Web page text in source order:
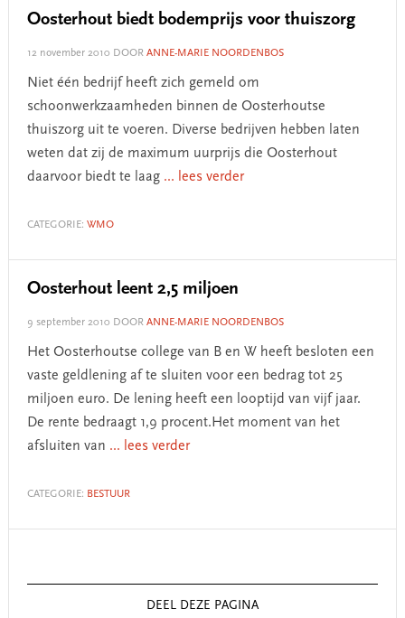
Oosterhout biedt bodemprijs voor thuiszorg
12 november 2010 DOOR ANNE-MARIE NOORDENBOS
Niet één bedrijf heeft zich gemeld om
schoonwerkzaamheden binnen de Oosterhoutse
thuiszorg uit te voeren. Diverse bedrijven hebben laten
weten dat zij de maximum uurprijs die Oosterhout
daarvoor biedt te laag ... lees verder
CATEGORIE: WMO
Oosterhout leent 2,5 miljoen
9 september 2010 DOOR ANNE-MARIE NOORDENBOS
Het Oosterhoutse college van B en W heeft besloten een
vaste geldlening af te sluiten voor een bedrag tot 25
miljoen euro. De lening heeft een looptijd van vijf jaar.
De rente bedraagt 1,9 procent.Het moment van het
afsluiten van ... lees verder
CATEGORIE: BESTUUR
Sidebar
DEEL DEZE PAGINA